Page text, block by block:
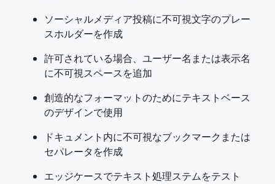
ソーシャルメディア投稿に不可視文字のプレー
スホルダーを作成
許可されている場合、ユーザー名または表示名
に不可視スペースを追加
創造的なフォーマットのためにテキストベース
のデザインで使用
ドキュメント内に不可視なブックマークまたは
セパレータを作成
エッジケースでテキスト処理ステムをテスト